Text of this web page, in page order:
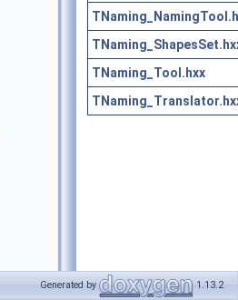
TNaming_Tool.hxx
Generated by 1.13.2